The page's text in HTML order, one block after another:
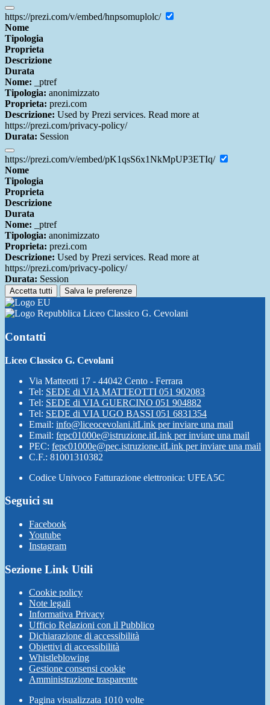
https://prezi.com/v/embed/hnpsomuplolc/
Nome
Tipologia
Proprieta
Descrizione
Durata
Nome: _ptref
Tipologia: anonimizzato
Proprieta: prezi.com
Descrizione: Used by Prezi services. Read more at
https://prezi.com/privacy-policy/
Durata: Session
https://prezi.com/v/embed/pK1qsS6x1NkMpUP3ETIq/
Nome
Tipologia
Proprieta
Descrizione
Durata
Nome: _ptref
Tipologia: anonimizzato
Proprieta: prezi.com
Descrizione: Used by Prezi services. Read more at
https://prezi.com/privacy-policy/
Durata: Session
Accetta tutti Salva le preferenze
Liceo Classico G. Cevolani
Contatti
Liceo Classico G. Cevolani
Via Matteotti 17 - 44042 Cento - Ferrara
Tel: SEDE di VIA MATTEOTTI 051 902083
Tel: SEDE di VIA GUERCINO 051 904882
Tel: SEDE di VIA UGO BASSI 051 6831354
Email: info@liceocevolani.itLink per inviare una mail
Email: fepc01000e@istruzione.itLink per inviare una mail
PEC: fepc01000e@pec.istruzione.itLink per inviare una mail
C.F.: 81001310382
Codice Univoco Fatturazione elettronica: UFEA5C
Seguici su
Facebook
Youtube
Instagram
Sezione Link Utili
Cookie policy
Note legali
Informativa Privacy
Ufficio Relazioni con il Pubblico
Dichiarazione di accessibilità
Obiettivi di accessibilità
Whistleblowing
Gestione consensi cookie
Amministrazione trasparente
Pagina visualizzata 1010 volte